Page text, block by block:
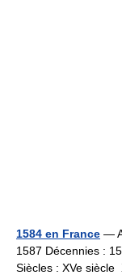
1584 en France —
1587 Décennies :
Siècles : XVe